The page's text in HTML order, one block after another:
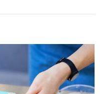
นประกอบที่ทำจากคาร์บอน
ภายใต้ความเครียดจาก
านการกัดกร่อน – เมื่อทำ
วลาพอดี ขนส่งทันเวลา
บบนี้ได้ต้องมีการประเมิน
สั่งผลิตให้แม่นยำและ
รถกำหนดตารางการผลิต
งของ TPE มีตั้งแต่
มักเป็น Shore60A ~
แข็งสูงกว่า TPE 2. การ